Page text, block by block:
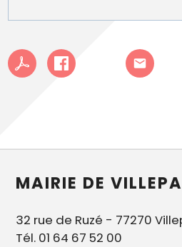
MAIRIE DE
32 rue de Ruzé - 77270
Tél. 01 64 67 52 00